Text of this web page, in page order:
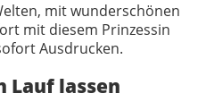
mit wunderschönen
mit diesem Prinzessin
Ausdrucken.
lassen